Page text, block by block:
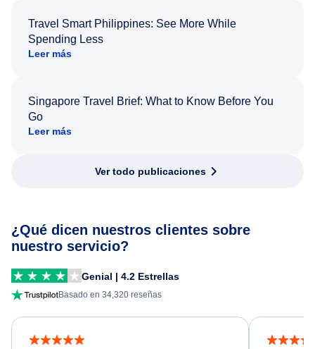
Travel Smart Philippines: See More While
Spending Less
Leer más
Singapore Travel Brief: What to Know Before You
Go
Leer más
Ver todo publicaciones
¿Qué dicen nuestros clientes sobre
nuestro servicio?
Genial | 4.2 Estrellas
Basado en 34,320 reseñas